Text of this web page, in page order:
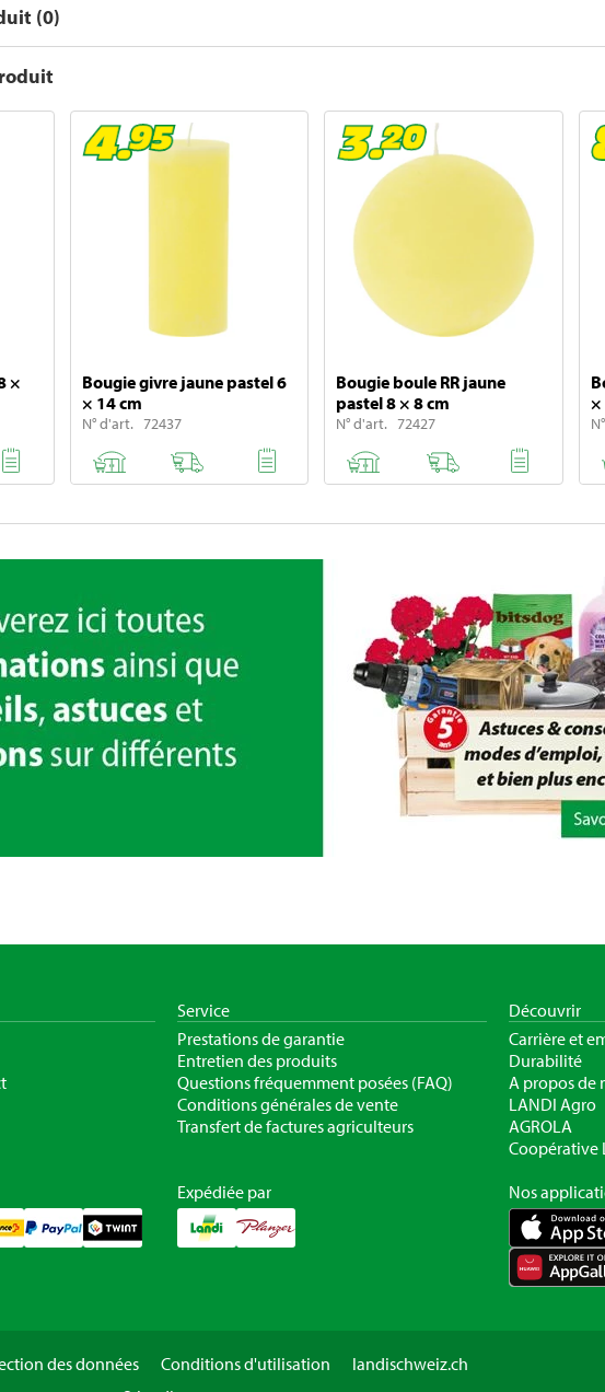
(0)
×
Bougie givre jaune pastel 6
× 14 cm
N° d'art. 72437
Bougie boule RR jaune
pastel 8 × 8 cm
N° d'art. 72427
×
Service
Prestations de garantie
Entretien des produits
Questions fréquemment posées (FAQ)
Conditions générales de vente
Transfert de factures agriculteurs
Découvrir
Carrière et
Durabilité
A propos de
LANDI Agro
AGROLA
Coopérative
Expédiée par Nos
des données Conditions d'utilisation
landischweiz.ch